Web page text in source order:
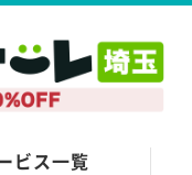
ビス一覧